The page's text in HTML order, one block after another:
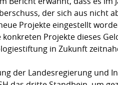
der sich aus nicht
Projekte eingestellt
Projekte dieses
in Zukunft
der Landesregierung und